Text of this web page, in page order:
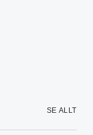
SE ALLT